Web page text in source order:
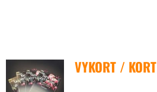
VYKORT / KORT